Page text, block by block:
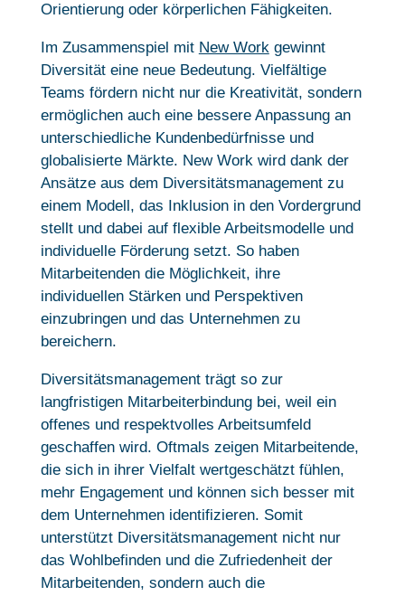
Orientierung oder körperlichen Fähigkeiten.
Im Zusammenspiel mit New Workgewinnt
Diversität eine neue Bedeutung. Vielfältige
Teams fördern nicht nur die Kreativität, sondern
ermöglichen auch eine bessere Anpassung an
unterschiedliche Kundenbedürfnisse und
globalisierte Märkte. New Work wird dank der
Ansätze aus dem Diversitätsmanagement zu
einem Modell, das Inklusion in den Vordergrund
stellt und dabei auf flexible Arbeitsmodelle und
individuelle Förderung setzt. So haben
Mitarbeitenden die Möglichkeit, ihre
individuellen Stärken und Perspektiven
einzubringen und das Unternehmen zu
bereichern.
Diversitätsmanagement trägt so zur
langfristigen Mitarbeiterbindung bei, weil ein
offenes und respektvolles Arbeitsumfeld
geschaffen wird. Oftmals zeigen Mitarbeitende,
die sich in ihrer Vielfalt wertgeschätzt fühlen,
mehr Engagement und können sich besser mit
dem Unternehmen identifizieren. Somit
unterstützt Diversitätsmanagement nicht nur
das Wohlbefinden und die Zufriedenheit der
Mitarbeitenden, sondern auch die